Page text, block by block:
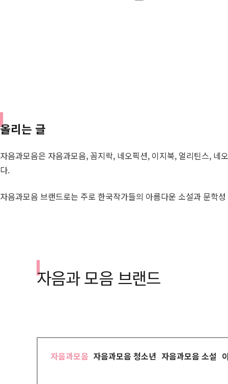
올리는 글
자음과모음은 자음과모음, 꼼지락, 네오픽션, 이지북, 얼리틴스,
다.
자음과모음 브랜드로는 주로 한국작가들의 아름다운 소설과 문학
자음과 모음 브랜드
자음과모음 자음과모음 청소년 자음과모음 소설